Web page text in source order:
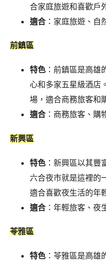
合家庭旅遊和喜歡戶
適合 ：家庭旅遊、自
前鎮區
特色 ：前鎮區是高雄
心和多家五星級酒店
場，適合商務旅客和
適合 ：商務旅客、購
新興區
特色 ：新興區以其豐
六合夜市就是這裡的
適合喜歡夜生活的年
適合 ：年輕旅客、夜
苓雅區
特色 ：苓雅區是高雄